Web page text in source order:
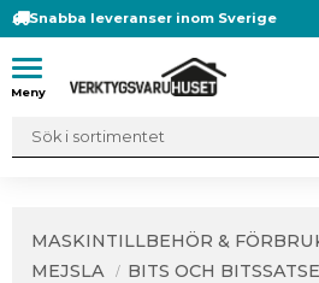
Meny
Snabba leveranser inom Sverige
MASKINTILLBEHÖR &
MEJSLA
BITS OCH